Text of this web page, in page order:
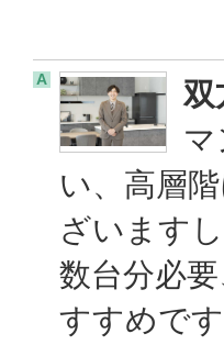
A
双
い、高層
ざいます
数台分必
すすめで